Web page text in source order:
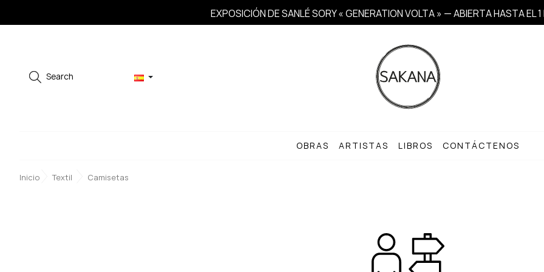
EXPOSICIÓN DE SANLÉ SORY « GENERATION VOLTA » — ABIERTA HASTA EL
Search
OBRAS ARTISTAS LIBROS CONTÁCTENOS
Inicio Textil Camisetas